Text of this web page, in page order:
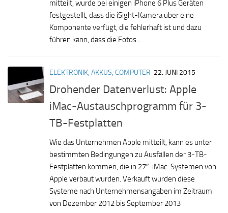
mitteilt, wurde bei einigen iPhone 6 Plus Geräten
festgestellt, dass die iSight-Kamera über eine
Komponente verfügt, die fehlerhaft ist und dazu
führen kann, dass die Fotos...
ELEKTRONIK, AKKUS, COMPUTER 22. JUNI 2015
Drohender Datenverlust: Apple
iMac-Austauschprogramm für 3-
TB-Festplatten
Wie das Unternehmen Apple mitteilt, kann es unter
bestimmten Bedingungen zu Ausfällen der 3-TB-
Festplatten kommen, die in 27″-iMac-Systemen von
Apple verbaut wurden. Verkauft wurden diese
Systeme nach Unternehmensangaben im Zeitraum
von Dezember 2012 bis September 2013